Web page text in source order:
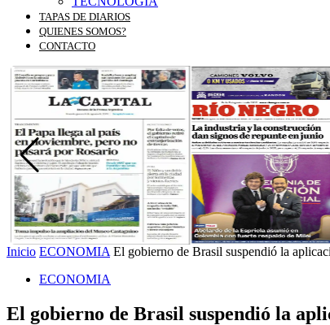
TAPAS DE DIARIOS
QUIENES SOMOS?
CONTACTO
Inicio ECONOMIA El gobierno de Brasil suspendió la
ECONOMIA
El gobierno de Brasil suspendió la